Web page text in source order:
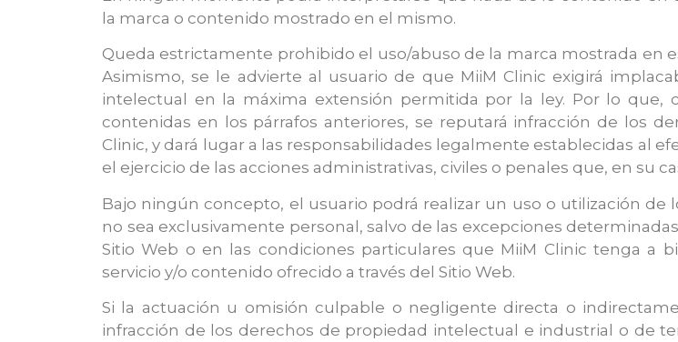
la marca o contenido mostrado en el mismo.
Queda estrictamente prohibido el uso/abuso de la marca mostrada en
Asimismo, se le advierte al usuario de que MiiM Clinic exigirá
intelectual en la máxima extensión permitida por la ley. Por lo que,
contenidas en los párrafos anteriores, se reputará infracción de los
Clinic, y dará lugar a las responsabilidades legalmente establecidas al
el ejercicio de las acciones administrativas, civiles o penales que, en su
Bajo ningún concepto, el usuario podrá realizar un uso o utilización de
no sea exclusivamente personal, salvo de las excepciones
Sitio Web o en las condiciones particulares que MiiM Clinic tenga a
servicio y/o contenido ofrecido a través del Sitio Web.
Si la actuación u omisión culpable o negligente directa o
infracción de los derechos de propiedad intelectual e industrial o de